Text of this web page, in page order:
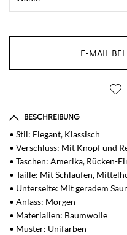
E-MAIL BEI
BESCHREIBUNG
• Stil: Elegant, Klassisch
• Verschluss: Mit Knopf und
• Taschen: Amerika, Rücken-
• Taille: Mit Schlaufen,
• Unterseite: Mit geradem
• Anlass: Morgen
• Materialien: Baumwolle
• Muster: Unifarben